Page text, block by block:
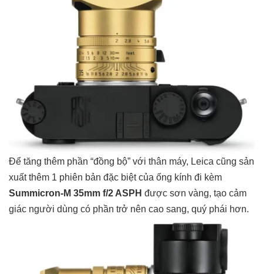
Để tăng thêm phần “đồng bộ” với thân máy, Leica cũng sản
xuất thêm 1 phiên bản đặc biệt của ống kính đi kèm
Summicron-M 35mm f/2 ASPH được sơn vàng, tạo cảm
giác người dùng có phần trở nên cao sang, quý phái hơn.